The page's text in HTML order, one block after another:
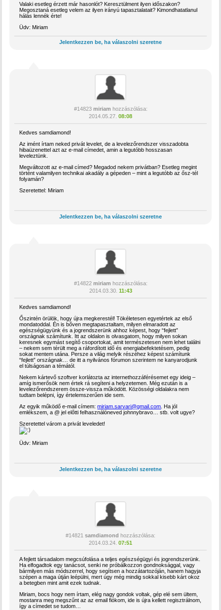
Valaki esetleg érzett már hasonlót? Keresztülment ilyen időszakon?
Megosztaná esetleg velem az ilyen irányú tapasztalatait? Kimondhatatlanul
hálás lennék érte!
Üdv: Miriam
Jelentkezzen be, ha válaszolni szeretne
#14823 miriam hozzászólása:
2014.05.27. 08:08
Kedves samdiamond!
Az imént írtam neked privát levelet, de a levelezőrendszer visszadobta
hibaüzenettel azt az e-mail címedet, amin a legutóbb hosszasan
leveleztünk.
Megváltozott az e-mail címed? Megadod nekem privátban? Esetleg megint
történt valamilyen technikai akadály a gépeden – mint a legutóbb az ősz-tél
folyamán?
Szeretettel: Miriam
Jelentkezzen be, ha válaszolni szeretne
#14822 miriam hozzászólása:
2014.03.30. 11:43
Kedves samdiamond!
Őszintén örülök, hogy újra megkerestél! Tökéletesen egyetértek az első
mondatoddal. Én is bőven megtapasztaltam, milyen elmaradott az
egészségügyünk és a jogrendszerünk ahhoz képest, hogy “fejlett”
országnak számítunk. Itt az oldalon is olvasgatom, hogy milyen sokan
keresnek egymást segítő csoportokat, amit természetesen nem lehet találni
– nekem sem térült meg a ráfordított idő és energiabefektetésem, pedig
sokat mentem utána. Persze a világ melyik részéhez képest számítunk
“fejlett” országnak… de itt a nyilvános fórumon szerintem ne kanyarodjunk
el túlságosan a témától.
Nekem kártevő szoftver korlátozta az internethozzáférésemet egy ideig –
amíg ismerősök nem értek rá segíteni a helyzetemen. Még ezután is a
levelezőrendszerem össze-vissza működött. Közösségi oldalakra nem
tudtam belépni, így értelemszerűen ide sem.
Az egyik működő e-mail címem:miriam.sarvari@gmail.com . Ha jól
emlékszem, a @ jel előtti felhasználóneved johnnybravo… stb. volt ugye?
Szeretettel várom a privát leveledet!
Üdv: Miriam
Jelentkezzen be, ha válaszolni szeretne
#14821 samdiamond hozzászólása:
2014.03.24. 07:51
A fejlett társadalom megcsúfolása a teljes egészségügyi és jogrendszerünk.
Ha elfogadtok egy tanácsot, senki ne próbálkozzon gondnoksággal, vagy
bármilyen más módszerrel, hogy segítsen a hozzátartozóján, hanem hagyja
szépen a maga útján leépülni, mert úgy még mindig sokkal kisebb kárt okoz
a betegben mint amit ezek tudnak.
Miriam, bocs hogy nem írtam, elég nagy gondok voltak, gép elé sem ültem,
mostanra meg megszűnt az az email fiókom, ide is újra kellett regisztrálnom,
így a címedet se tudom…